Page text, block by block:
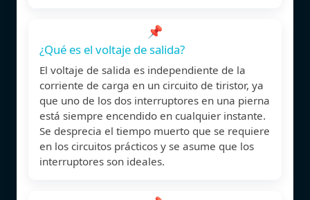
📌
¿Qué es el voltaje de salida?
El voltaje de salida es independiente de la
corriente de carga en un circuito de tiristor, ya
que uno de los dos interruptores en una pierna
está siempre encendido en cualquier instante.
Se desprecia el tiempo muerto que se requiere
en los circuitos prácticos y se asume que los
interruptores son ideales.